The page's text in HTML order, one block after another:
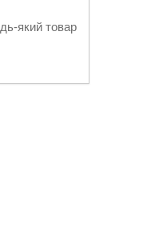
який товар